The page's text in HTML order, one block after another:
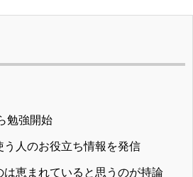
勉強開始
人のお役立ち情報を発信
恵まれていると思うのが持論